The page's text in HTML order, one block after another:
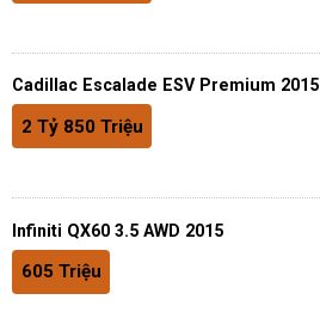
Cadillac Escalade ESV Premium 2015
2 Tỷ 850 Triệu
Infiniti QX60 3.5 AWD 2015
605 Triệu